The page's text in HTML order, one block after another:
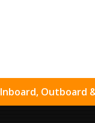
Inboard, Outboard